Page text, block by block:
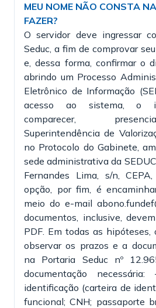
MEU NOME NÃO CONSTA
FAZER?
O servidor deve ingressar
Seduc, a fim de comprovar
e, dessa forma, confirmar o
abrindo um Processo
Eletrônico de Informação
acesso ao sistema, o
comparecer,
Superintendência de
no Protocolo do Gabinete,
sede administrativa da
Fernandes Lima, s/n,
opção, por fim, é
meio do e-mail
documentos, inclusive,
PDF. Em todas as hipóteses,
observar os prazos e a
na Portaria Seduc nº
documentação
identificação (carteira de
funcional; CNH; passaporte